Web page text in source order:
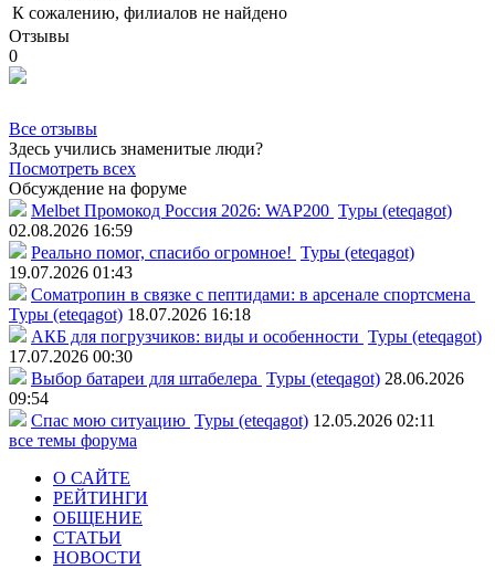
К сожалению, филиалов не найдено
Отзывы
0
Все отзывы
Здесь учились знаменитые люди?
Посмотреть всех
Обсуждение на форуме
Melbet Промокод Россия 2026: WAP200 Туры (eteqagot)
02.08.2026 16:59
Реально помог, спасибо огромное! Туры (eteqagot)
19.07.2026 01:43
Соматропин в связке с пептидами: в арсенале спортсмена
Туры (eteqagot) 18.07.2026 16:18
АКБ для погрузчиков: виды и особенности Туры (eteqagot)
17.07.2026 00:30
Выбор батареи для штабелера Туры (eteqagot) 28.06.2026
09:54
Спас мою ситуацию Туры (eteqagot) 12.05.2026 02:11
все темы форума
О САЙТЕ
РЕЙТИНГИ
ОБЩЕНИЕ
СТАТЬИ
НОВОСТИ